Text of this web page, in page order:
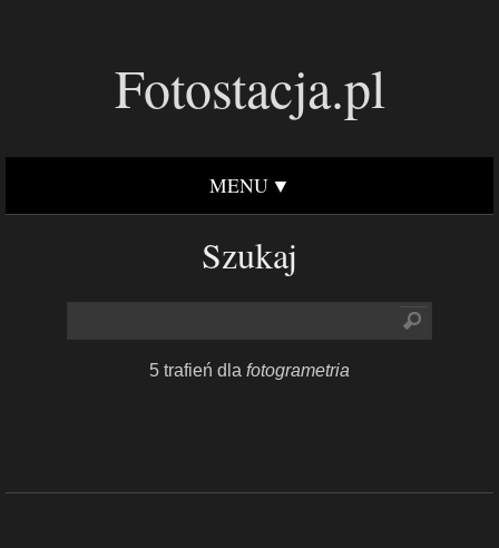
Fotostacja.pl
MENU
Szukaj
5 trafień dla fotogrametria